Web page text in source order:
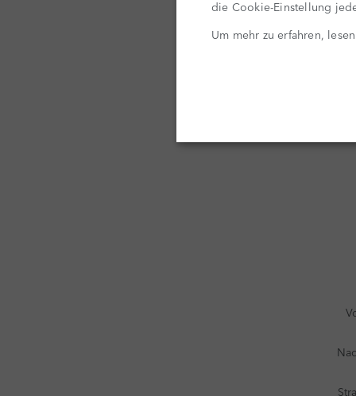
die Cookie-Einstellung
Um mehr zu erfahren,